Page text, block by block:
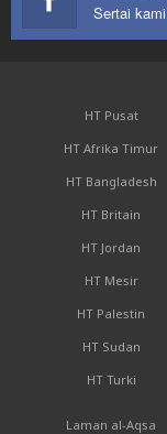
HT Pusat
HT Afrika Timur
HT Bangladesh
HT Britain
HT Jordan
HT Mesir
HT Palestin
HT Sudan
HT Turki
Laman al-Aqsa